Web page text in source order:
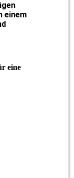
einem
eine